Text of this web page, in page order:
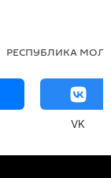
РЕСПУБЛИКА
VK